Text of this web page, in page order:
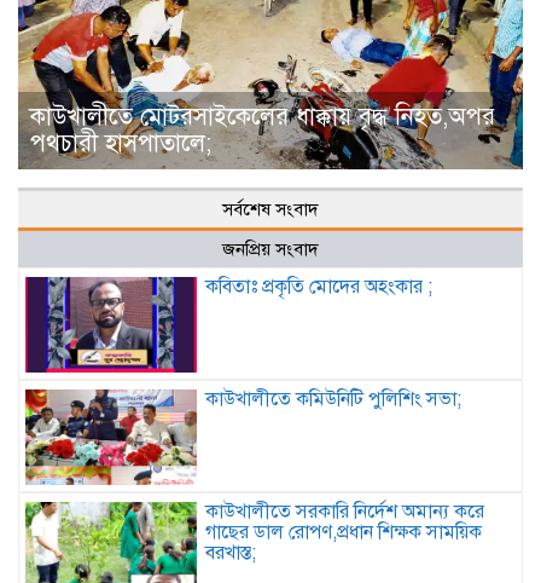
কাউখালীতে মোটরসাইকেলের ধাক্কায় বৃদ্ধ নিহত,অপর
পথচারী হাসপাতালে;
সর্বশেষ সংবাদ
জনপ্রিয় সংবাদ
কবিতাঃ প্রকৃতি মোদের অহংকার ;
কাউখালীতে কমিউনিটি পুলিশিং সভা;
কাউখালীতে সরকারি নির্দেশ অমান্য করে
গাছের ডাল রোপণ,প্রধান শিক্ষক সাময়িক
বরখাস্ত;